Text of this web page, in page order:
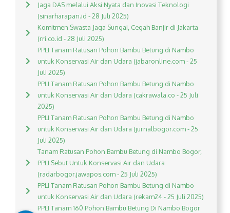
Jaga DAS melalui Aksi Nyata dan Inovasi Teknologi
(sinarharapan.id - 28 Juli 2025)
Komitmen Swasta Jaga Sungai, Cegah Banjir di Jakarta
(rri.co.id - 28 Juli 2025)
PPLI Tanam Ratusan Pohon Bambu Betung di Nambo
untuk Konservasi Air dan Udara (jabaronline.com - 25
Juli 2025)
PPLI Tanam Ratusan Pohon Bambu Betung di Nambo
untuk Konservasi Air dan Udara (cakrawala.co - 25 Juli
2025)
PPLI Tanam Ratusan Pohon Bambu Betung di Nambo
untuk Konservasi Air dan Udara (jurnalbogor.com - 25
Juli 2025)
Tanam Ratusan Pohon Bambu Betung di Nambo Bogor,
PPLI Sebut Untuk Konservasi Air dan Udara
(radarbogor.jawapos.com - 25 Juli 2025)
PPLI Tanam Ratusan Pohon Bambu Betung di Nambo
untuk Konservasi Air dan Udara (rekam24 - 25 Juli 2025)
PPLI Tanam 160 Pohon Bambu Betung Di Nambo Bogor